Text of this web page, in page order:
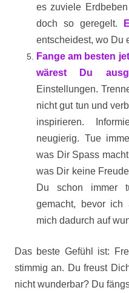
es zuviele
doch so geregelt.
entscheidest, wo Du
Fange am besten
wärest Du
Einstellungen.
nicht gut tun und
inspirieren.
neugierig. Tue
was Dir Spass
was Dir keine
Du schon immer
gemacht, bevor ich
mich dadurch auf
Das beste Gefühl ist:
stimmig an. Du freust
nicht wunderbar? Du